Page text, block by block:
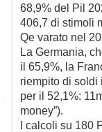
68,9% del Pil
406,7 di stimoli
Qe varato nel
La Germania,
il 65,9%, la
riempito di soldi
per il 52,1%:
money”).
I calcoli su 180